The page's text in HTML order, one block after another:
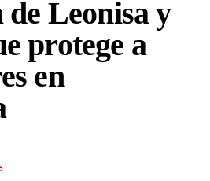
de Leonisa y
protege a
en